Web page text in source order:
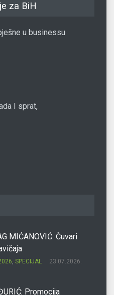
za BiH
u businessu
I sprat,
MIĆANOVIĆ: Čuvari
, SPECIJAL 23.07.2026.
Promocija